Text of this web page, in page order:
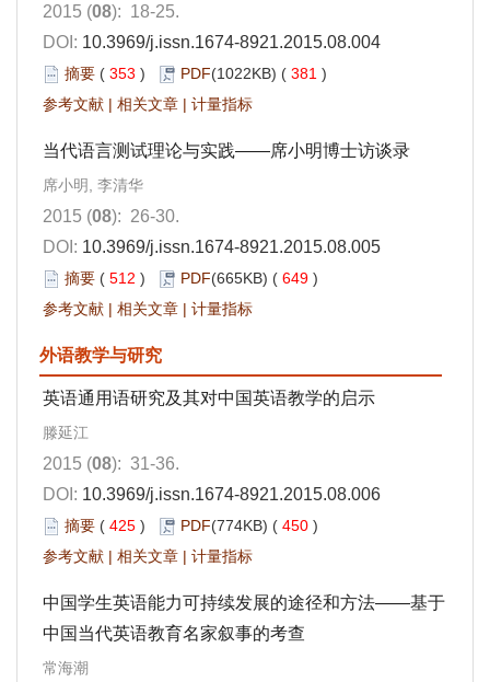
2015 (08): 18-25.
DOI: 10.3969/j.issn.1674-8921.2015.08.004
摘要 ( 353 ) PDF(1022KB) ( 381 )
参考文献 | 相关文章 | 计量指标
当代语言测试理论与实践——席小明博士访谈录
席小明, 李清华
2015 (08): 26-30.
DOI: 10.3969/j.issn.1674-8921.2015.08.005
摘要 ( 512 ) PDF(665KB) ( 649 )
参考文献 | 相关文章 | 计量指标
外语教学与研究
英语通用语研究及其对中国英语教学的启示
滕延江
2015 (08): 31-36.
DOI: 10.3969/j.issn.1674-8921.2015.08.006
摘要 ( 425 ) PDF(774KB) ( 450 )
参考文献 | 相关文章 | 计量指标
中国学生英语能力可持续发展的途径和方法——基于
中国当代英语教育名家叙事的考查
常海潮